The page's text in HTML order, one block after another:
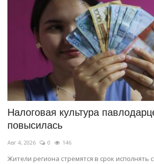
Налоговая культура
повысилась
Авг 4, 2026 0 146
Жители региона стремятся в срок исполнять